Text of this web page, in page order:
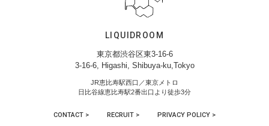
LIQUIDROOM
東京都渋谷区東3-16-6
3-16-6, Higashi, Shibuya-ku,Tokyo
JR恵比寿駅西口／東京メトロ
日比谷線恵比寿駅2番出口より徒歩3分
CONTACT > RECRUIT > PRIVACY POLICY >